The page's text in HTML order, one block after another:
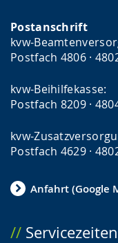
Postanschrift
kvw-
Postfach 4806 ·
kvw-Beihilfekasse:
Postfach 8209 ·
kvw-
Postfach 4629 ·
Anfahrt (Google
Servicezeiten